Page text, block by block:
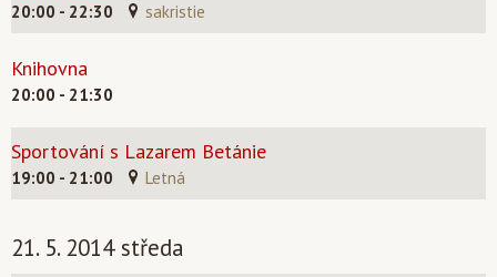
20:00 - 22:30 sakristie
Knihovna
20:00 - 21:30
Sportování s Lazarem Betánie
19:00 - 21:00 Letná
21. 5. 2014 středa